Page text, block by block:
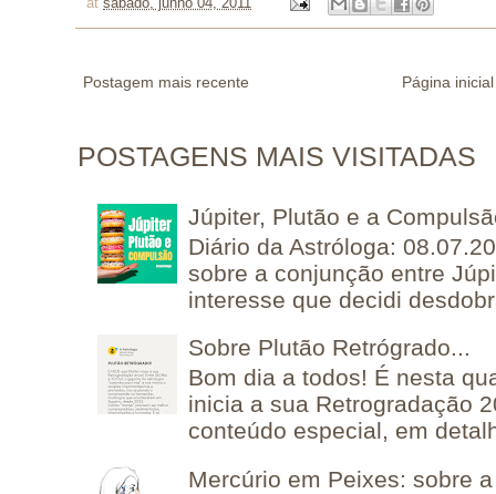
at sábado, junho 04, 2011
Postagem mais recente Página inicial
POSTAGENS MAIS VISITADAS
Júpiter, Plutão e a
Diário da Astróloga:
sobre a conjunção entre
interesse que decidi
Sobre Plutão Retrógrado...
Bom dia a todos! É nesta
inicia a sua Retrogradação
conteúdo especial, em
Mercúrio em Peixes: sobre